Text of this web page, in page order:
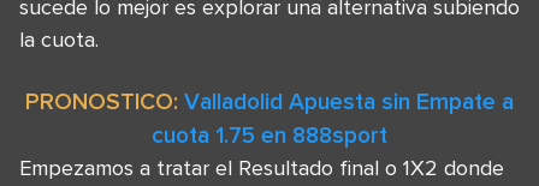
sucede lo mejor es explorar una alternativa subiendo
la cuota.
PRONOSTICO: Valladolid Apuesta sin Empate a
cuota 1.75 en 888sport
Empezamos a tratar el Resultado final o 1X2 donde